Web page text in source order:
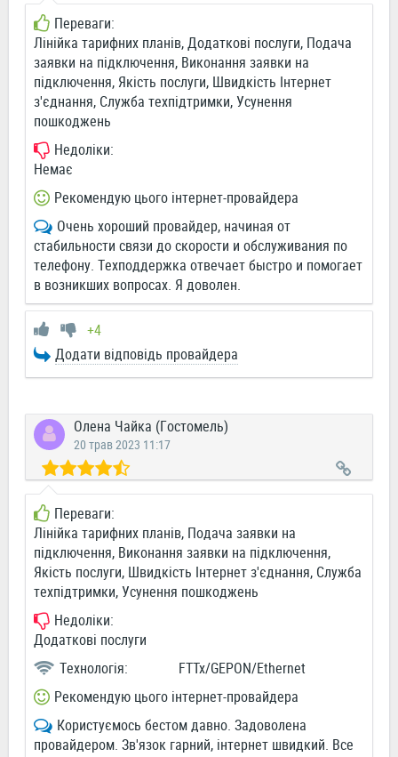
Переваги:
Лінійка тарифних планів, Додаткові послуги, Подача
заявки на підключення, Виконання заявки на
підключення, Якість послуги, Швидкість Інтернет
з'єднання, Служба техпідтримки, Усунення
пошкоджень
Недоліки:
Немає
Рекомендую цього інтернет-провайдера
Очень хороший провайдер, начиная от
стабильности связи до скорости и обслуживания по
телефону. Техподдержка отвечает быстро и помогает
в возникших вопросах. Я доволен.
+4
Додати відповідь провайдера
Олена Чайка (Гостомель)
20 трав 2023 11:17
Переваги:
Лінійка тарифних планів, Подача заявки на
підключення, Виконання заявки на підключення,
Якість послуги, Швидкість Інтернет з'єднання, Служба
техпідтримки, Усунення пошкоджень
Недоліки:
Додаткові послуги
Технологія:
FTTx/GEPON/Ethernet
Рекомендую цього інтернет-провайдера
Користуємось бестом давно. Задоволена
провайдером. Зв'язок гарний, інтернет швидкий. Все